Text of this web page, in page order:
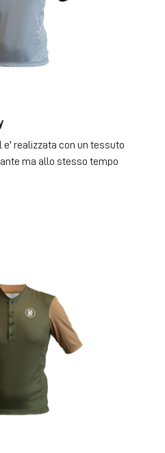
e' realizzata con un tessuto
ma allo stesso tempo